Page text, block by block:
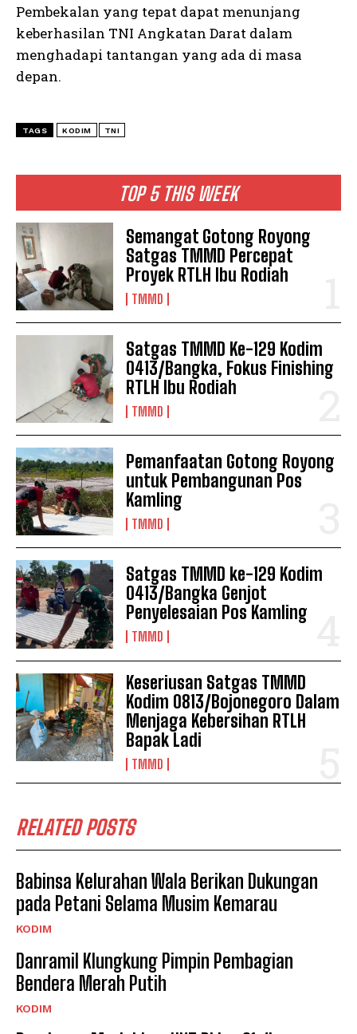
TOP 5 THIS WEEK
Semangat Gotong Royong
Satgas TMMD Percepat
Proyek RTLH Ibu Rodiah
TMMD
Satgas TMMD Ke-129 Kodim
0413/Bangka, Fokus Finishing
RTLH Ibu Rodiah
TMMD
Pemanfaatan Gotong Royong
untuk Pembangunan Pos
Kamling
TMMD
Satgas TMMD ke-129 Kodim
0413/Bangka Genjot
Penyelesaian Pos Kamling
TMMD
Keseriusan Satgas TMMD
Kodim 0813/Bojonegoro Dalam
Menjaga Kebersihan RTLH
Bapak Ladi
TMMD
RELATED POSTS
Babinsa Kelurahan Wala Berikan Dukungan
pada Petani Selama Musim Kemarau
KODIM
Danramil Klungkung Pimpin Pembagian
Bendera Merah Putih
KODIM
Pembekalan yang tepat dapat menunjang
keberhasilan TNI Angkatan Darat dalam
menghadapi tantangan yang ada di masa
depan.
TAGS KODIM TNI